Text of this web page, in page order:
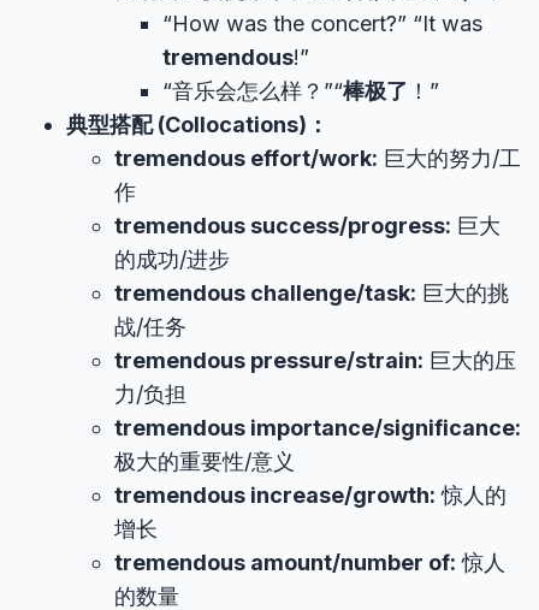
“How was the concert?” “It was
tremendous!”
“音乐会怎么样？”“棒极了 ！”
典型搭配 (Collocations)：
tremendous effort/work: 巨大的努力/工
作
tremendous success/progress: 巨大
的成功/进步
tremendous challenge/task: 巨大的挑
战/任务
tremendous pressure/strain: 巨大的压
力/负担
tremendous importance/significance:
极大的重要性/意义
tremendous increase/growth: 惊人的
增长
tremendous amount/number of: 惊人
的数量